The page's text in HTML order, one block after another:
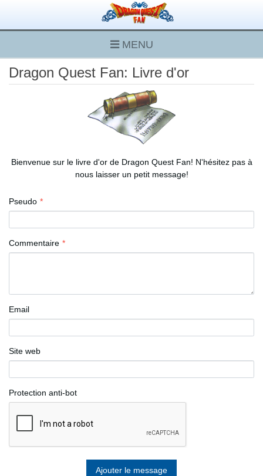
MENU
Dragon Quest Fan: Livre d'or
Bienvenue sur le livre d'or de Dragon Quest Fan! N'hésitez pas à
nous laisser un petit message!
Pseudo
Commentaire
Email
Site web
Protection anti-bot